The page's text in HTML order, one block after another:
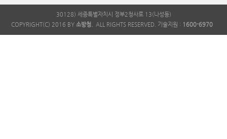
30128) 세종특별자치시 정부2청사로 13(나성동)
COPYRIGHT(C) 2016 BY 소방청. ALL RIGHTS RESERVED. 기술지원 : 1600-6970